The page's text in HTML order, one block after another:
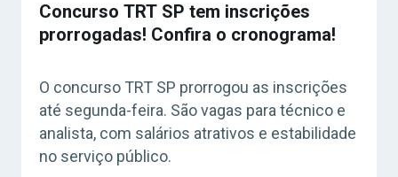
Concurso TRT SP tem inscrições
prorrogadas! Confira o cronograma!
O concurso TRT SP prorrogou as inscrições
até segunda-feira. São vagas para técnico e
analista, com salários atrativos e estabilidade
no serviço público.